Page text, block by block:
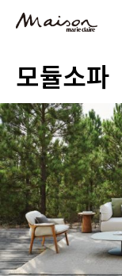
content
모듈소파